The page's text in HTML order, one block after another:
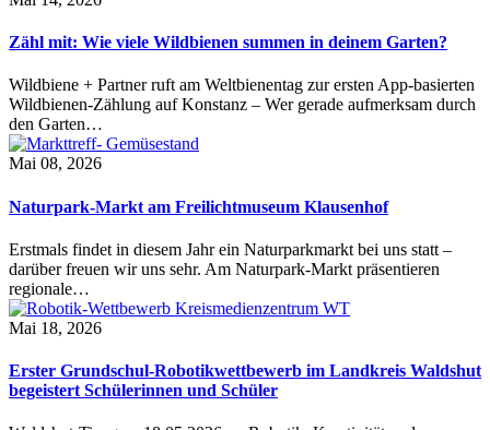
Zähl mit: Wie viele Wildbienen summen in deinem Garten?
Wildbiene + Partner ruft am Weltbienentag zur ersten App-basierten
Wildbienen-Zählung auf Konstanz – Wer gerade aufmerksam durch
den Garten…
Mai 08, 2026
Naturpark-Markt am Freilichtmuseum Klausenhof
Erstmals findet in diesem Jahr ein Naturparkmarkt bei uns statt –
darüber freuen wir uns sehr. Am Naturpark-Markt präsentieren
regionale…
Mai 18, 2026
Erster Grundschul-Robotikwettbewerb im Landkreis Waldshut
begeistert Schülerinnen und Schüler